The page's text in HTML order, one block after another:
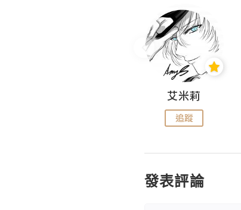
艾米莉
追蹤
發表評論